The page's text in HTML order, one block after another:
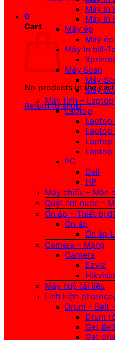
0
Cart
No products in the
Return to shop
Máy in
Máy in
Máy ép
Máy
Máy in bill-
Xprinter
Máy Scan
Máy
Máy
Máy tính – Laptop
Laptop
Laptop
Laptop
Laptop
Laptop
PC
Dell
HP
Máy chiếu – Màn
Quạt hơi nước –
Ổn áp – Thiết bị
Ổn áp
Ổn áp
Camera – Mạng
Camera
Ezviz
Máy huỷ tài liệu
Linh kiện
Drum – Belt
Drum
Gạt Betl
Gạt